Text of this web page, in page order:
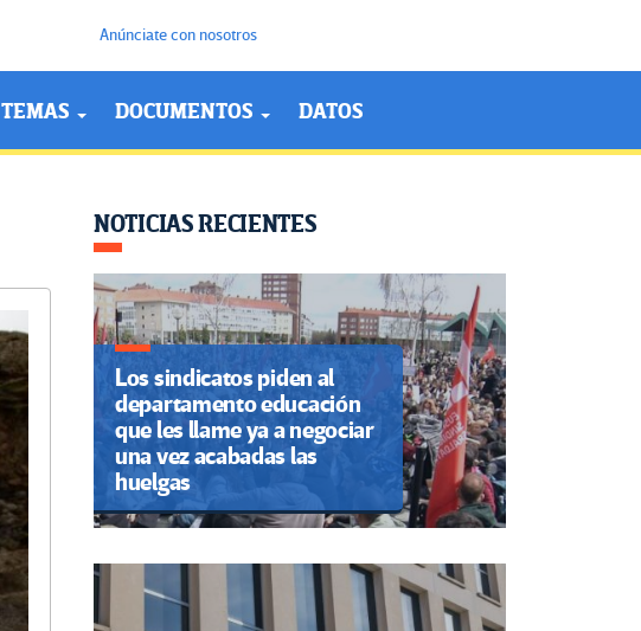
Anúnciate con nosotros
TEMAS DOCUMENTOS DATOS
NOTICIAS RECIENTES
Los sindicatos piden al
departamento educación
que les llame ya a negociar
una vez acabadas las
huelgas